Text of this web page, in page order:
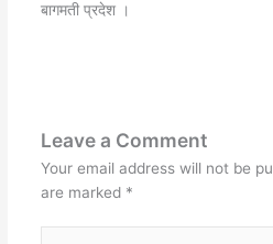
बागमती प्रदेश ।
Leave a Comment
Your email address will not be
are marked *